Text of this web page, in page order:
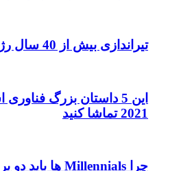
تیراندازی بیش از 40 سال رژه هالووین نیویورک
این 5 داستان بزرگ
2021 تماشا کنید